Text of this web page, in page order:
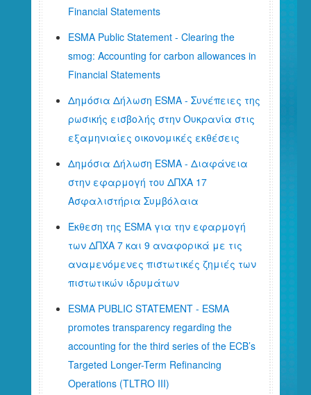
Financial Statements
ESMA Public Statement - Clearing the
smog: Accounting for carbon allowances in
Financial Statements
Δημόσια Δήλωση ESMA - Συνέπειες της
ρωσικής εισβολής στην Ουκρανία στις
εξαμηνιαίες οικονομικές εκθέσεις
Δημόσια Δήλωση ESMA - Διαφάνεια
στην εφαρμογή του ΔΠΧΑ 17
Ασφαλιστήρια Συμβόλαια
Έκθεση της ESMA για την εφαρμογή
των ΔΠΧΑ 7 και 9 αναφορικά με τις
αναμενόμενες πιστωτικές ζημιές των
πιστωτικών ιδρυμάτων
ESMA PUBLIC STATEMENT - ESMA
promotes transparency regarding the
accounting for the third series of the ECB’s
Targeted Longer-Term Refinancing
Operations (TLTRO III)